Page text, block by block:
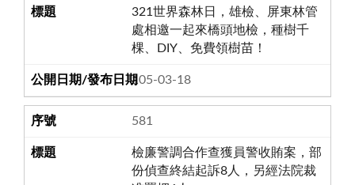
321世界森林日，雄檢、屏東林管
處相邀一起來橋頭地檢，種樹千
棵、DIY、免費領樹苗！
105-03-18
581
檢廉警調合作查獲員警收賄案，部
份偵查終結起訴8人，另經法院裁